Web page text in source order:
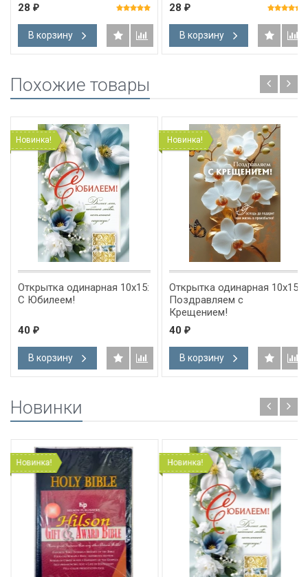
28 ₽
В корзину
28 ₽
В корзину
Похожие товары
Новинка!
Открытка одинарная 10x15:
С Юбилеем!
40 ₽
В корзину
Новинка!
Открытка одинарная 10x15:
Поздравляем с
Крещением!
40 ₽
В корзину
Новинки
Новинка! Новинка!